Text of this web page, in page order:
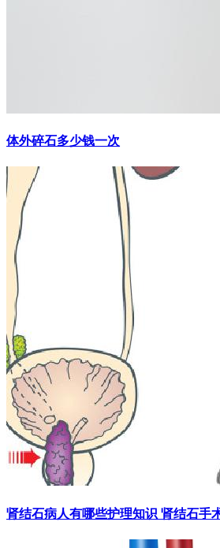
体外碎石多少钱一次
肾结石病人有哪些护理知识 肾结石手